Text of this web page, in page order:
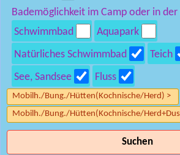
Bademöglichkeit im Camp oder in der
Schwimmbad
Aquapark
Natürliches Schwimmbad
Teich
See, Sandsee
Fluss
Mobilh./Bung./Hütten(Kochnische/Herd) >
Mobilh./Bung./Hütten(Kochnische/
Suchen